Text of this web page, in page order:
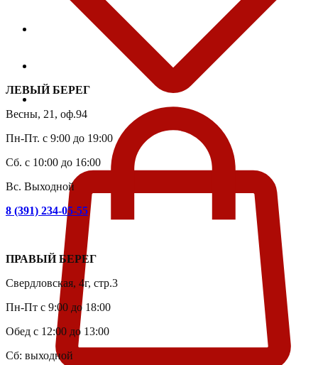
ЛЕВЫЙ БЕРЕГ
Весны, 21, оф.94
Пн-Пт. с 9:00 до 19:00
Сб. с 10:00 до 16:00
Вс. Выходной
8 (391) 234-05-55
ПРАВЫЙ БЕРЕГ
Свердловская, 4г, стр.3
Пн-Пт с 9:00 до 18:00
Обед с 12:00 до 13:00
Сб: выходной